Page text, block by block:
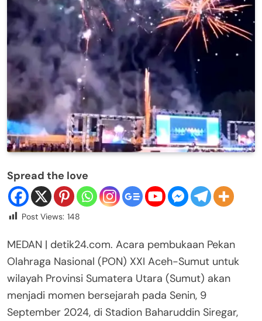
Spread the love
Post Views: 148
MEDAN | detik24.com. Acara pembukaan Pekan
Olahraga Nasional (PON) XXI Aceh-Sumut untuk
wilayah Provinsi Sumatera Utara (Sumut) akan
menjadi momen bersejarah pada Senin, 9
September 2024, di Stadion Baharuddin Siregar,